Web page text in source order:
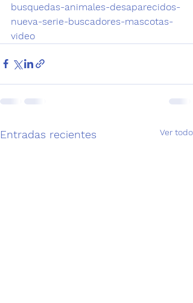
busquedas-animales-desaparecidos-
nueva-serie-buscadores-mascotas-
video
Entradas recientes Ver todo